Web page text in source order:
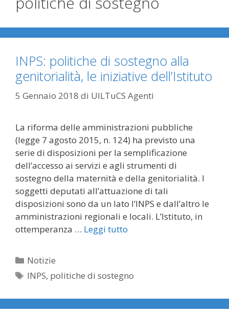
INPS: politiche di sostegno alla
genitorialità, le iniziative dell’Istituto
5 Gennaio 2018 di UILTuCS Agenti
La riforma delle amministrazioni pubbliche
(legge 7 agosto 2015, n. 124) ha previsto una
serie di disposizioni per la semplificazione
dell’accesso ai servizi e agli strumenti di
sostegno della maternità e della genitorialità. I
soggetti deputati all’attuazione di tali
disposizioni sono da un lato l’INPS e dall’altro le
amministrazioni regionali e locali. L’Istituto, in
ottemperanza … Leggi tutto
Categorie
Notizie
Tag
INPS, politiche di sostegno